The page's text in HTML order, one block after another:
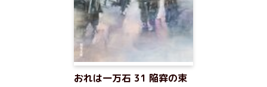
おれは一万石 31 陥穽の束